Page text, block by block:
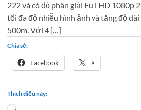
222 và có độ phân giải Full HD 1080p
tối đa độ nhiễu hình ảnh và tăng độ
500m. Với 4 […]
Chia sẻ:
Facebook X
Thích điều này: